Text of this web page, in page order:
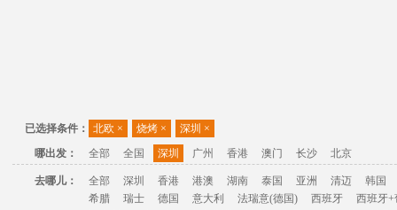
已选择条件： 北欧 × 烧烤 × 深圳 ×
哪出发：
全部 全国 深圳 广州 香港 澳门 长沙 北京
去哪儿： 全部 深圳 香港 港澳 湖南 泰国 亚洲 清迈
韩国
希腊
瑞士 德国 意大利 法瑞意(德国) 西班牙
西班牙+